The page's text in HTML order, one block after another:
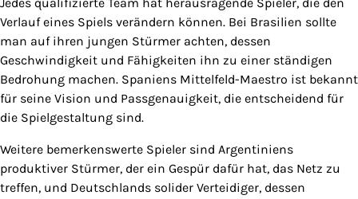
Verlauf eines Spiels verändern können. Bei Brasilien sollte
man auf ihren jungen Stürmer achten, dessen
Geschwindigkeit und Fähigkeiten ihn zu einer ständigen
Bedrohung machen. Spaniens Mittelfeld-Maestro ist bekannt
für seine Vision und Passgenauigkeit, die entscheidend für
die Spielgestaltung sind.
Weitere bemerkenswerte Spieler sind Argentiniens
produktiver Stürmer, der ein Gespür dafür hat, das Netz zu
treffen, und Deutschlands solider Verteidiger, dessen